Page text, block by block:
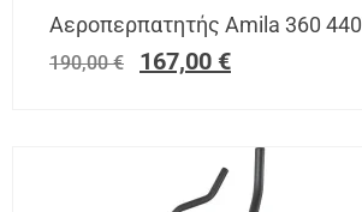
Αεροπερπατητής Amila 360
190,00€ 167,00 €